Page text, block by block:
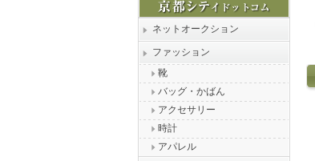
ネットオークション
ファッション
靴
バッグ・かばん
アクセサリー
時計
アパレル